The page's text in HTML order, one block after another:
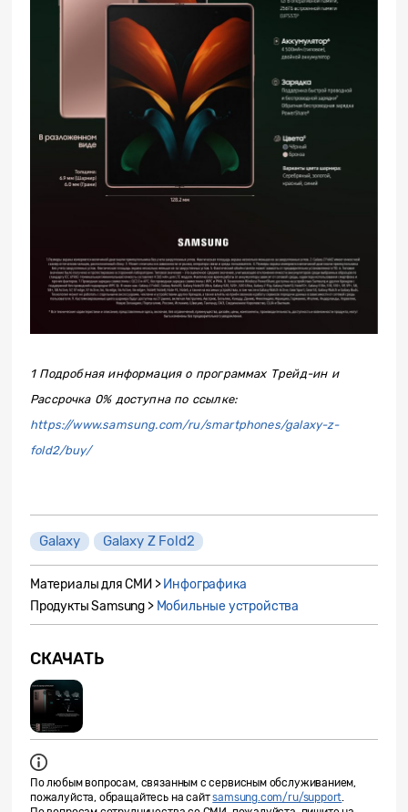
1 Подробная информация о программах Трейд-ин и
Рассрочка 0% доступна по ссылке:
https://www.samsung.com/ru/smartphones/galaxy-z-
fold2/buy/
Galaxy Galaxy Z Fold2
Материалы для СМИ > Инфографика
Продукты Samsung > Мобильные устройства
СКАЧАТЬ
По любым вопросам, связанным с сервисным обслуживанием,
пожалуйста, обращайтесь на сайтsamsung.com/ru/support.